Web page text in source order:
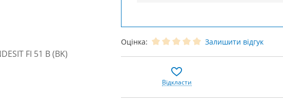
Оцінка: Залишити відгук
Відкласти